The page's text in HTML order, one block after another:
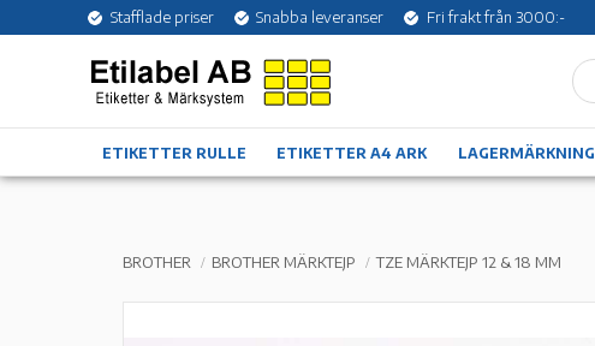
Stafflade priser Snabba leveranser Fri frakt från 3000:-
ETIKETTER RULLE ETIKETTER A4 ARK LAGERMÄRKNING
BROTHER BROTHER MÄRKTEJP TZE MÄRKTEJP 12 & 18 MM